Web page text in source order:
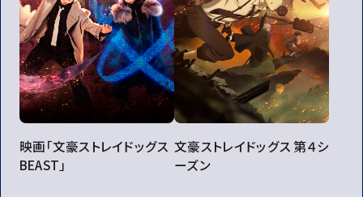
映画「文豪ストレイドッグス
BEAST」
文豪ストレイドッグス 第４シ
ーズン